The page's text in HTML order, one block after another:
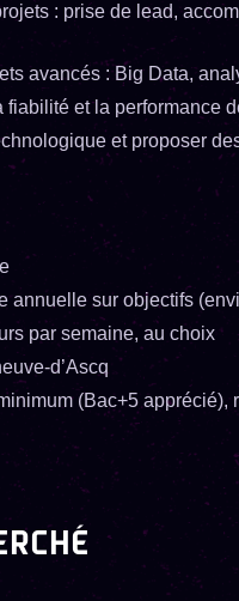
: prise de lead,
avancés : Big Data,
fiabilité et la performance
et proposer
annuelle sur objectifs
par semaine, au choix
d’Ascq
(Bac+5 apprécié),